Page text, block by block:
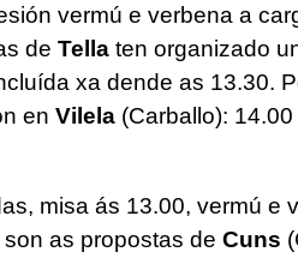
vermú e verbena a
de Tellaten organizado
xa dende as 13.30.
en Vilela(Carballo):
misa ás 13.00, vermú e
as propostas de Cuns